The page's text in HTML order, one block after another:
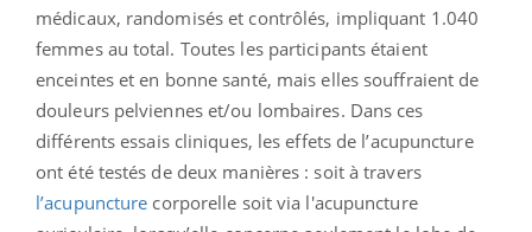
médicaux, randomisés et contrôlés, impliquant 1.040
femmes au total. Toutes les participants étaient
enceintes et en bonne santé, mais elles souffraient de
douleurs pelviennes et/ou lombaires. Dans ces
différents essais cliniques, les effets de l’acupuncture
ont été testés de deux manières : soit à travers
l’acupuncture corporelle soit via l'acupuncture